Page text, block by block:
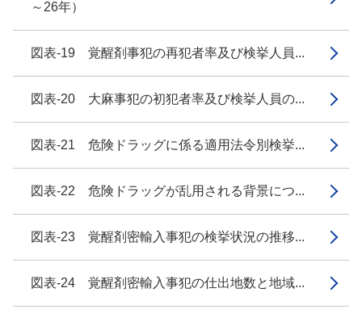
～26年）
図表-19 覚醒剤事犯の再犯者率及び検挙人員...
図表-20 大麻事犯の初犯者率及び検挙人員の...
図表-21 危険ドラッグに係る適用法令別検挙...
図表-22 危険ドラッグが乱用される背景につ...
図表-23 覚醒剤密輸入事犯の検挙状況の推移...
図表-24 覚醒剤密輸入事犯の仕出地数と地域...